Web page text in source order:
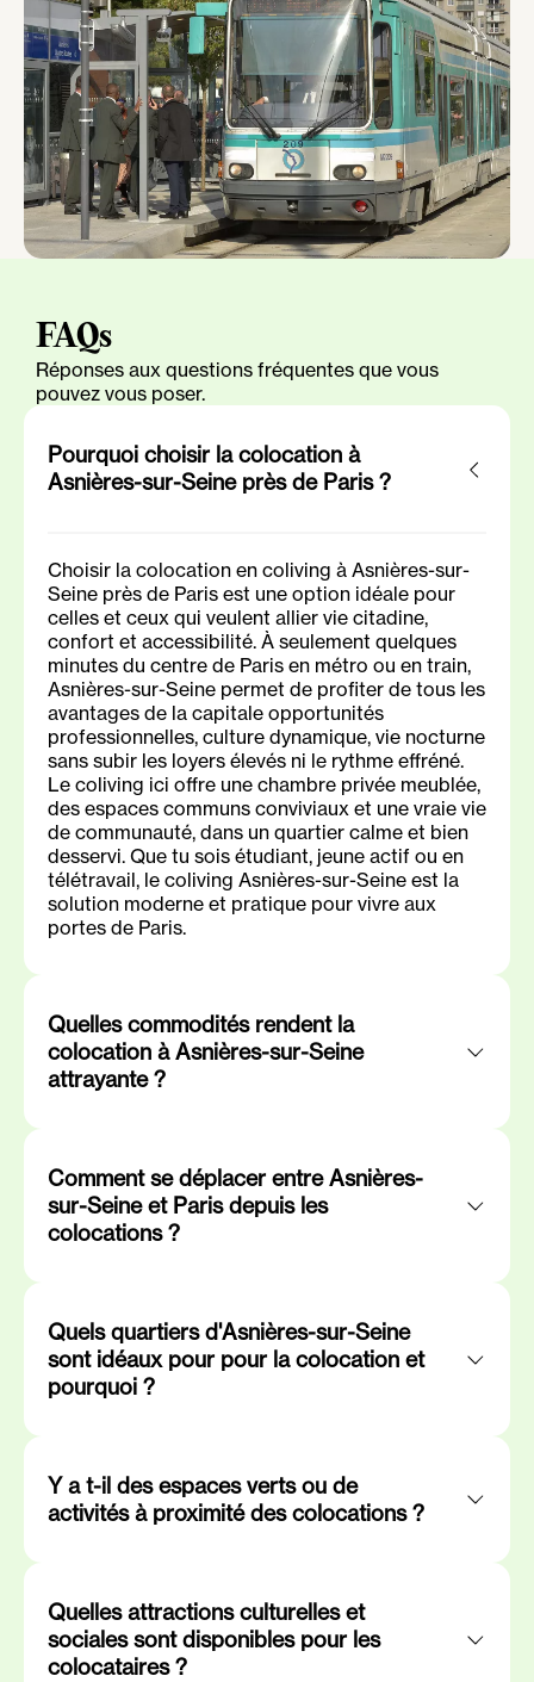
FAQs
Réponses aux questions fréquentes que vous
pouvez vous poser.
Pourquoi choisir la colocation à
Asnières-sur-Seine près de Paris ?
Choisir la colocation en coliving à Asnières-sur-
Seine près de Paris est une option idéale pour
celles et ceux qui veulent allier vie citadine,
confort et accessibilité. À seulement quelques
minutes du centre de Paris en métro ou en train,
Asnières-sur-Seine permet de profiter de tous les
avantages de la capitale opportunités
professionnelles, culture dynamique, vie nocturne
sans subir les loyers élevés ni le rythme effréné.
Le coliving ici offre une chambre privée meublée,
des espaces communs conviviaux et une vraie vie
de communauté, dans un quartier calme et bien
desservi. Que tu sois étudiant, jeune actif ou en
télétravail, le coliving Asnières-sur-Seine est la
solution moderne et pratique pour vivre aux
portes de Paris.
Quelles commodités rendent la
colocation à Asnières-sur-Seine
attrayante ?
Comment se déplacer entre Asnières-
sur-Seine et Paris depuis les
colocations ?
Quels quartiers d'Asnières-sur-Seine
sont idéaux pour pour la colocation et
pourquoi ?
Y a t-il des espaces verts ou de
activités à proximité des colocations ?
Quelles attractions culturelles et
sociales sont disponibles pour les
colocataires ?